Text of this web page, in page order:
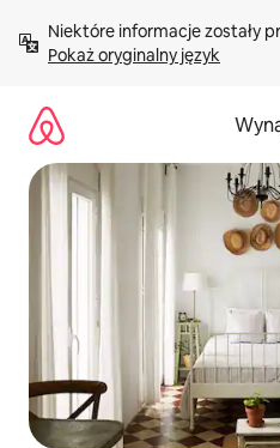
treści Pokaż oryginalny język